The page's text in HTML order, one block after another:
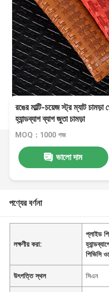
রঙের মাল্টি-চয়েজ স্ট্র ম্যাট
হ্যান্ডব্যাগ ব্যাগ জুতা চামড়া
MOQ：1000 গজ
ভালো দাম
পণ্যের বর্ণনা
লক্ষণীয় করা:
প্লাইড
পিভিসি
উৎপত্তি স্থল সিএন